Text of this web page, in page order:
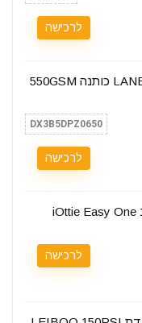
לרכישה
סט 12 מגבות LANE LINEN כותנה 550GSM
DX3B5DPZ0650
לרכישה
מעמד סמארטפון לרכב iOttie Easy One
לרכישה